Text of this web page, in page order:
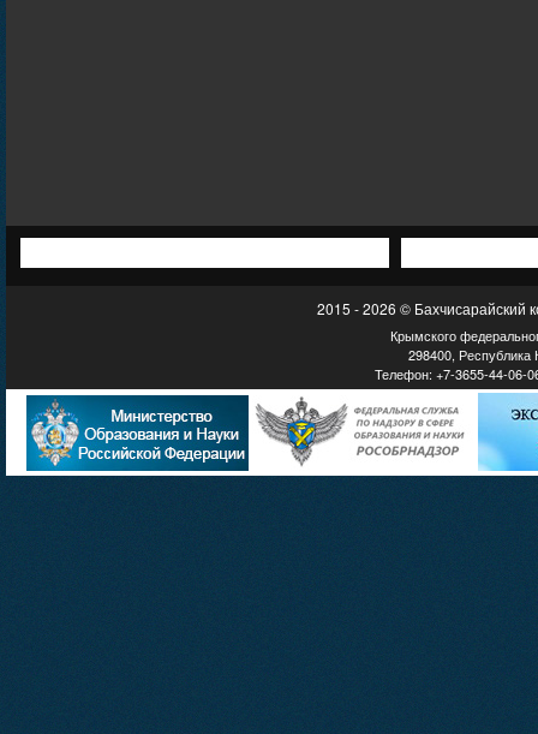
2015 - 2026 © Бахчисарайский
Крымского
298400, Республика
Телефон: +7-3655-44-06-